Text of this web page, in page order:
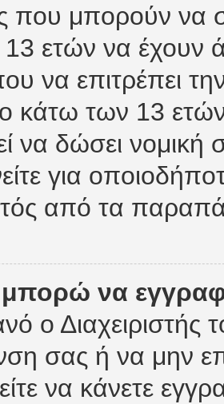
που μπορούν να
ετών να έχουν
να επιτρέπει
κάτω των 13
να δώσει νομική
για
από τα
μπορώ να
ο
σας ή να μην
να κάνετε